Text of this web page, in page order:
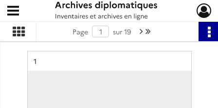
Archives diplomatiques
Ouvrir le menu déroulant
Page sur 19 Page suivante : 1/19
Résultat n°
1